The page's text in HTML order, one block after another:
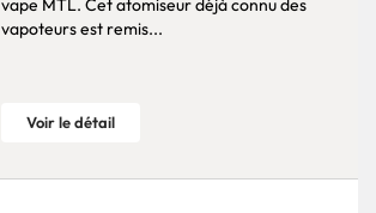
vapoteurs est remis...
Voir le détail